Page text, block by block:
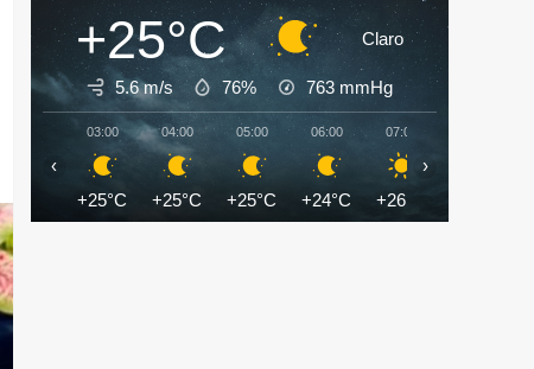
+25°C Claro
5.6 m/s 76% 763 mmHg
03:00
+25°C
04:00
+25°C
05:00
+25°C
06:00
+24°C
07:00
+26°C
‹ ›